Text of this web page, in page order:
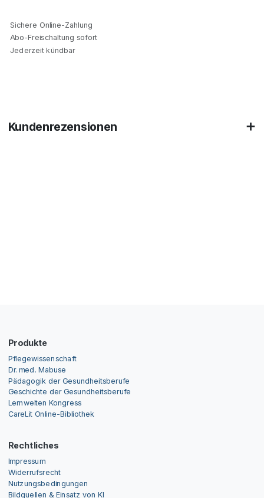
Sichere Online-Zahlung
Abo-Freischaltung sofort
Jederzeit kündbar
Kundenrezensionen
Produkte
Pflegewissenschaft
Dr. med. Mabuse
Pädagogik der Gesundheitsberufe
Geschichte der Gesundheitsberufe
Lernwelten Kongress
CareLit Online-Bibliothek
Rechtliches
Impressum
Widerrufsrecht
Nutzungsbedingungen
Bildquellen & Einsatz von KI